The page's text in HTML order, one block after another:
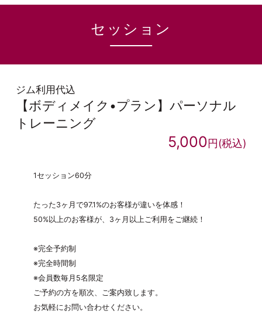
セッション
ジム利用代込
【ボディメイク•プラン】パーソナル
トレーニング
5,000円(税込)
1セッション60分
たった3ヶ月で97.1%のお客様が違いを体感！
50%以上のお客様が、3ヶ月以上ご利用をご継続！
※完全予約制
※完全時間制
※会員数毎月5名限定
ご予約の方を順次、ご案内致します。
お気軽にお問い合わせください。